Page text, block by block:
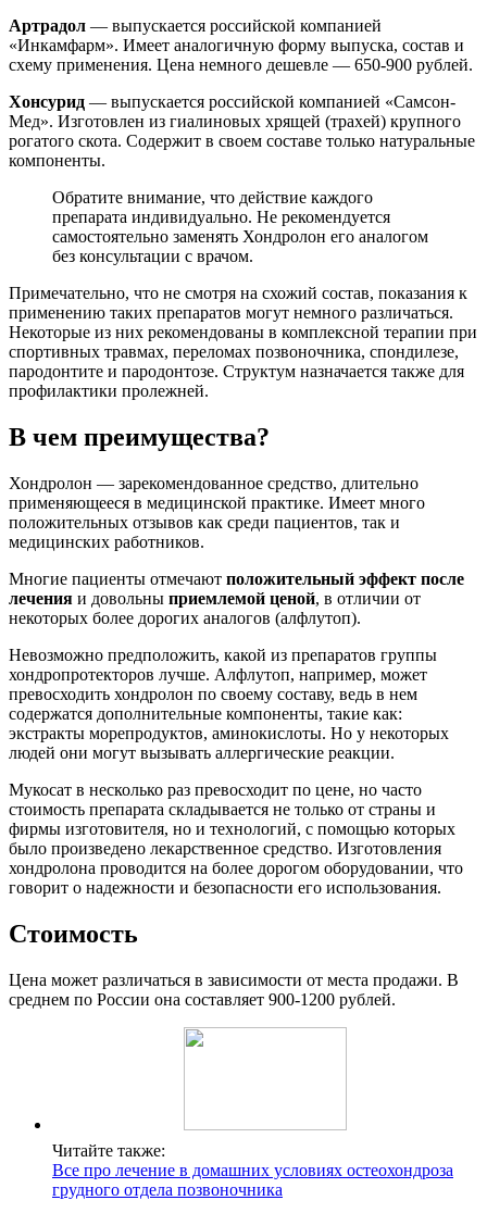
Артрадол — выпускается российской компанией
«Инкамфарм». Имеет аналогичную форму выпуска, состав и
схему применения. Цена немного дешевле — 650-900 рублей.
Хонсурид — выпускается российской компанией «Самсон-
Мед». Изготовлен из гиалиновых хрящей (трахей) крупного
рогатого скота. Содержит в своем составе только натуральные
компоненты.
Обратите внимание, что действие каждого
препарата индивидуально. Не рекомендуется
самостоятельно заменять Хондролон его аналогом
без консультации с врачом.
Примечательно, что не смотря на схожий состав, показания к
применению таких препаратов могут немного различаться.
Некоторые из них рекомендованы в комплексной терапии при
спортивных травмах, переломах позвоночника, спондилезе,
пародонтите и пародонтозе. Структум назначается также для
профилактики пролежней.
В чем преимущества?
Хондролон — зарекомендованное средство, длительно
применяющееся в медицинской практике. Имеет много
положительных отзывов как среди пациентов, так и
медицинских работников.
Многие пациенты отмечают положительный эффект после
лечения и довольны приемлемой ценой, в отличии от
некоторых более дорогих аналогов (алфлутоп).
Невозможно предположить, какой из препаратов группы
хондропротекторов лучше. Алфлутоп, например, может
превосходить хондролон по своему составу, ведь в нем
содержатся дополнительные компоненты, такие как:
экстракты морепродуктов, аминокислоты. Но у некоторых
людей они могут вызывать аллергические реакции.
Мукосат в несколько раз превосходит по цене, но часто
стоимость препарата складывается не только от страны и
фирмы изготовителя, но и технологий, с помощью которых
было произведено лекарственное средство. Изготовления
хондролона проводится на более дорогом оборудовании, что
говорит о надежности и безопасности его использования.
Стоимость
Цена может различаться в зависимости от места продажи. В
среднем по России она составляет 900-1200 рублей.
Читайте также:
Все про лечение в домашних условиях остеохондроза
грудного отдела позвоночника